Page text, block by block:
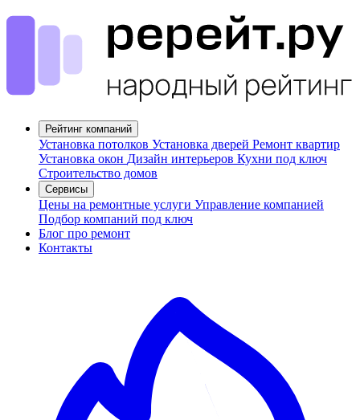
Рейтинг компаний
Установка потолков Установка дверей Ремонт квартир
Установка окон Дизайн интерьеров Кухни под ключ
Строительство домов
Сервисы
Цены на ремонтные услуги Управление компанией
Подбор компаний под ключ
Блог про ремонт
Контакты